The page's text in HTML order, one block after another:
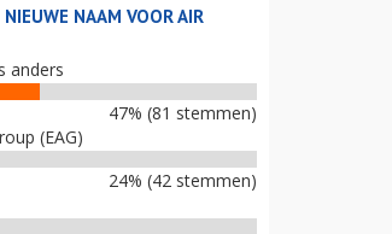
NAAM VOOR AIR
anders
47% (81 stemmen)
(EAG)
24% (42 stemmen)